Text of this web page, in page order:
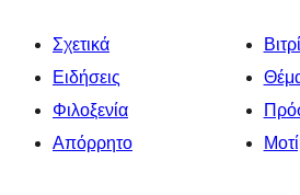
Σχετικά
Ειδήσεις
Φιλοξενία
Απόρρητο